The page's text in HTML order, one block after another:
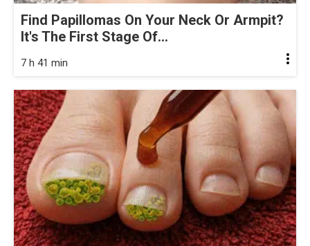
Find Papillomas On Your Neck Or Armpit?
It's The First Stage Of...
7 h 41 min